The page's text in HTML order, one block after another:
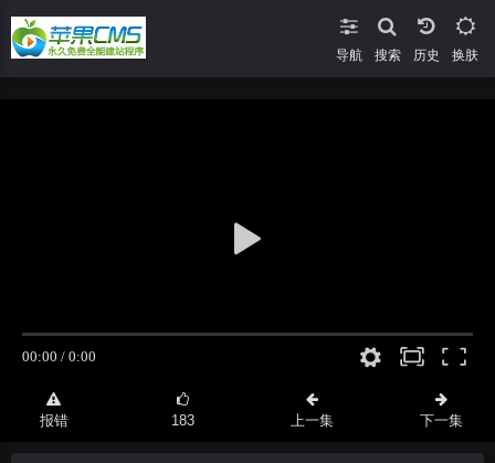
导航 搜索 换肤
报错 183 上一集 下一集